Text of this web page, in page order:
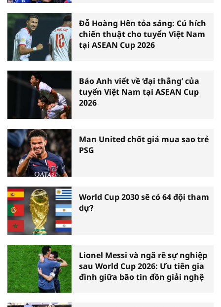
Đỗ Hoàng Hên tỏa sáng: Cú hích
chiến thuật cho tuyển Việt Nam
tại ASEAN Cup 2026
Báo Anh viết về ‘đại thắng’ của
tuyển Việt Nam tại ASEAN Cup
2026
Man United chốt giá mua sao trẻ
PSG
World Cup 2030 sẽ có 64 đội tham
dự?
Lionel Messi và ngã rẽ sự nghiệp
sau World Cup 2026: Ưu tiên gia
đình giữa bão tin đồn giải nghệ